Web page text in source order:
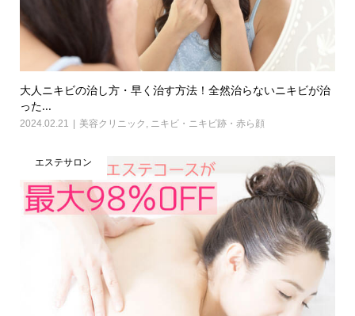
大人ニキビの治し方・早く治す方法！全然治らないニキビが治
った...
2024.02.21 美容クリニック , ニキビ・ニキビ跡・赤ら顔
エステサロン